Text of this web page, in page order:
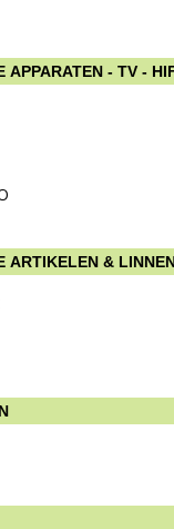
APPARATEN - TV -
ARTIKELEN &